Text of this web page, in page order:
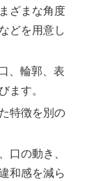
ざまな角度
どを用意し
、輪郭、表
ます。
特徴を別の
口の動き、
和感を減ら